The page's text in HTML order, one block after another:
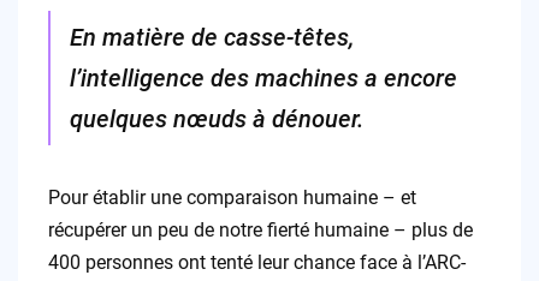
En matière de casse-têtes,
l’intelligence des machines a encore
quelques nœuds à dénouer.
Pour établir une comparaison humaine – et
récupérer un peu de notre fierté humaine – plus de
400 personnes ont tenté leur chance face à l’ARC-